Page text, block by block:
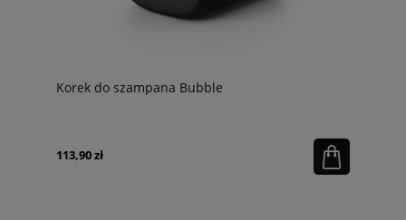
Korek do szampana Bubble
113,90 zł